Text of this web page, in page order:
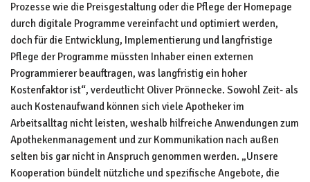
Prozesse wie die Preisgestaltung oder die Pflege der Homepage
durch digitale Programme vereinfacht und optimiert werden,
doch für die Entwicklung, Implementierung und langfristige
Pflege der Programme müssten Inhaber einen externen
Programmierer beauftragen, was langfristig ein hoher
Kostenfaktor ist“, verdeutlicht Oliver Prönnecke. Sowohl Zeit- als
auch Kostenaufwand können sich viele Apotheker im
Arbeitsalltag nicht leisten, weshalb hilfreiche Anwendungen zum
Apothekenmanagement und zur Kommunikation nach außen
selten bis gar nicht in Anspruch genommen werden. „Unsere
Kooperation bündelt nützliche und spezifische Angebote, die